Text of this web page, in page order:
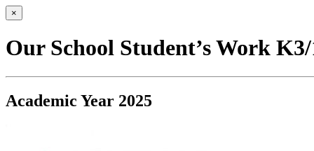
×
Our School Student’s Work
Academic Year 2025